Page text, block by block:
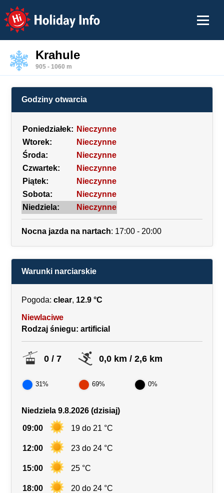
Holiday Info
Krahule
905 - 1060 m
Godziny otwarcia
Poniedziałek: Nieczynne
Wtorek:
Nieczynne
Środa:
Nieczynne
Czwartek:
Nieczynne
Piątek:
Nieczynne
Sobota:
Nieczynne
Niedziela:
Nieczynne
Nocna jazda na nartach: 17:00 - 20:00
Warunki narciarskie
Pogoda: clear, 12.9 °C
Niewlaciwe
Rodzaj śniegu: artificial
0 / 7 0,0 km / 2,6 km
31% 69% 0%
Niedziela 9.8.2026 (dzisiaj)
09:00 19 do 21 °C
12:00 23 do 24 °C
15:00 25 °C
18:00 20 do 24 °C